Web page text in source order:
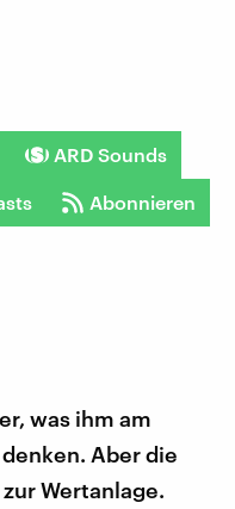
ARD Sounds
Abonnieren
was ihm am
Aber die
Wertanlage.